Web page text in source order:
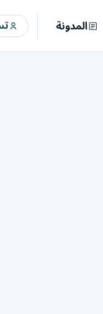
المدونة